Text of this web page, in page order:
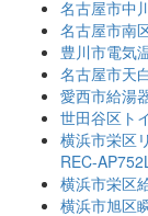
名古屋市中
名古屋市南
豊川市電気
名古屋市天
愛西市給湯
世田谷区ト
横浜市栄区
REC-
横浜市栄区
横浜市旭区